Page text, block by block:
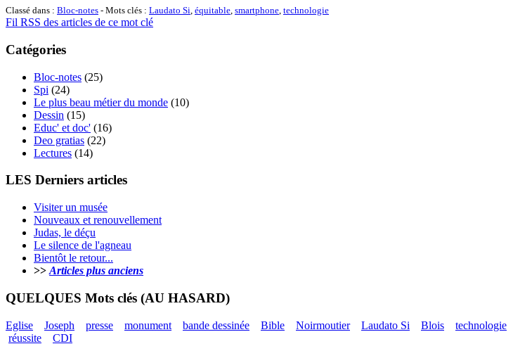
Classé dans : Bloc-notes - Mots clés : Laudato Si, équitable, smartphone, technologie
Fil RSS des articles de ce mot clé
Catégories
Bloc-notes (25)
Spi (24)
Le plus beau métier du monde (10)
Dessin (15)
Educ' et doc' (16)
Deo gratias (22)
Lectures (14)
LES Derniers articles
Visiter un musée
Nouveaux et renouvellement
Judas, le déçu
Le silence de l'agneau
Bientôt le retour...
>> Articles plus anciens
QUELQUES Mots clés (AU HASARD)
Eglise Joseph presse monument bande dessinée Bible Noirmoutier Laudato Si Blois technologie
réussite
CDI